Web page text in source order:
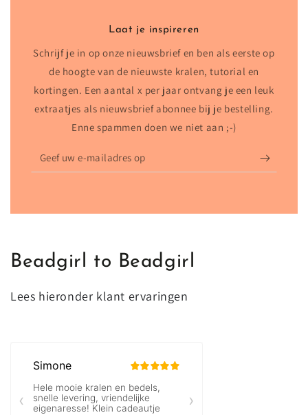
Laat je inspireren
Schrijf je in op onze nieuwsbrief en ben als eerste op
de hoogte van de nieuwste kralen, tutorial en
kortingen. Een aantal x per jaar ontvang je een leuk
extraatjes als nieuwsbrief abonnee bij je bestelling.
Enne spammen doen we niet aan ;-)
Geef
uw
Beadgirl to Beadgirl
Lees hieronder klant ervaringen